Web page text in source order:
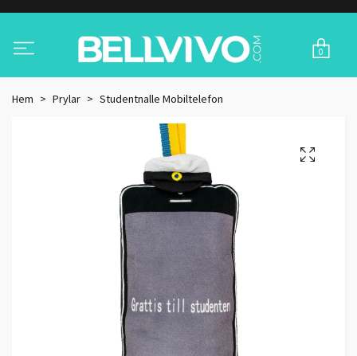
0
Hem Prylar Studentnalle Mobiltelefon